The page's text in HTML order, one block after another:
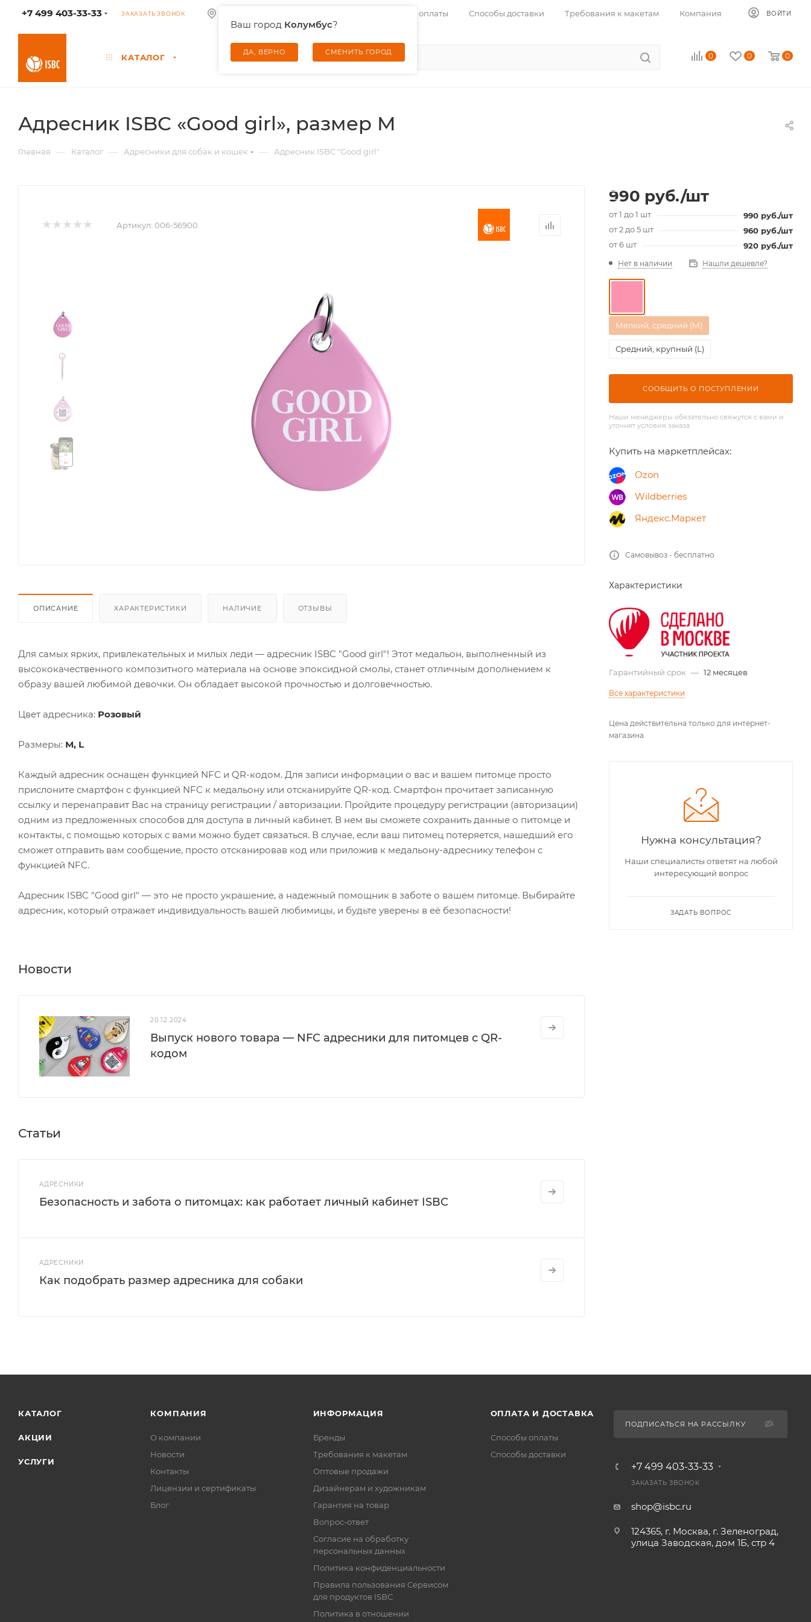
+7 499 403-33-33 ЗАКАЗАТЬ ЗВОНОК
Ваш город Колумбус?
ДА, ВЕРНО СМЕНИТЬ ГОРОД
Способы оплаты Способы доставки Требования к макетам Компания ВОЙТИ
КАТАЛОГ 0 0 0
Адресник ISBC «Good girl», размер M
Главная — Каталог — Адресники для собак и кошек — Адресник ISBC "Good girl"
Артикул: 006-56900
ОПИСАНИЕ ХАРАКТЕРИСТИКИ НАЛИЧИЕ ОТЗЫВЫ
Для самых ярких, привлекательных и милых леди — адресник ISBC "Good girl"! Этот медальон, выполненный из
высококачественного композитного материала на основе эпоксидной смолы, станет отличным дополнением к
образу вашей любимой девочки. Он обладает высокой прочностью и долговечностью.
Цвет адресника: Розовый
Размеры: М, L
Каждый адресник оснащен функцией NFC и QR-кодом. Для записи информации о вас и вашем питомце просто
прислоните смартфон с функцией NFC к медальону или отсканируйте QR-код. Смартфон прочитает записанную
ссылку и перенаправит Вас на страницу регистрации / авторизации. Пройдите процедуру регистрации (авторизации)
одним из предложенных способов для доступа в личный кабинет. В нем вы сможете сохранить данные о питомце и
контакты, с помощью которых с вами можно будет связаться. В случае, если ваш питомец потеряется, нашедший его
сможет отправить вам сообщение, просто отсканировав код или приложив к медальону-адреснику телефон с
функцией NFC.
Адресник ISBC "Good girl" — это не просто украшение, а надежный помощник в заботе о вашем питомце. Выбирайте
адресник, который отражает индивидуальность вашей любимицы, и будьте уверены в её безопасности!
Новости
20.12.2024
Выпуск нового товара — NFC адресники для питомцев с QR-
кодом
Статьи
АДРЕСНИКИ
Безопасность и забота о питомцах: как работает личный кабинет ISBC
АДРЕСНИКИ
Как подобрать размер адресника для собаки
990 руб./шт
от 1 до 1 шт 990 руб./шт
от 2 до 5 шт
960 руб./шт
от 6 шт
920 руб./шт
Нет в наличии Нашли дешевле?
Мелкий, средний (М)
Средний, крупный (L)
СООБЩИТЬ О ПОСТУПЛЕНИИ
Наши менеджеры обязательно свяжутся с вами и
уточнят условия заказа
Купить на маркетплейсах:
Ozon
Wildberries
Яндекс.Маркет
Самовывоз - бесплатно
Характеристики
Гарантийный срок — 12 месяцев
Все характеристики
Цена действительна только для интернет-
магазина
Нужна консультация?
Наши специалисты ответят на любой
интересующий вопрос
ЗАДАТЬ ВОПРОС
КАТАЛОГ
АКЦИИ
УСЛУГИ
КОМПАНИЯ
О компании
Новости
Контакты
Лицензии и сертификаты
Блог
ИНФОРМАЦИЯ
Бренды
Требования к макетам
Оптовые продажи
Дизайнерам и художникам
Гарантия на товар
Вопрос-ответ
Согласие на обработку
персональных данных
Политика конфиденциальности
Правила пользования Cервисом
для продуктов ISBC
Политика в отношении
ОПЛАТА И ДОСТАВКА
Способы оплаты
Способы доставки
ПОДПИСАТЬСЯ НА РАССЫЛКУ
+7 499 403-33-33
ЗАКАЗАТЬ ЗВОНОК
shop@isbc.ru
124365, г. Москва, г. Зеленоград,
улица Заводская, дом 1Б, стр 4